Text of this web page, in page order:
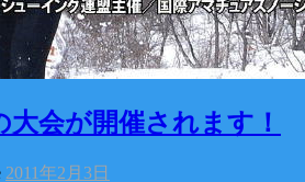
会が開催されます！
2011年2月3日